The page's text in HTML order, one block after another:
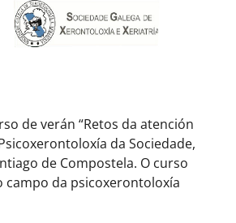
de verán “Retos da atención
da Sociedade,
de Compostela. O curso
da psicoxerontoloxía